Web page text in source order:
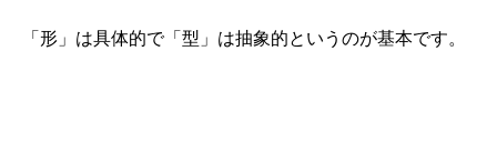
「形」は具体的で「型」は抽象的というのが基本です。